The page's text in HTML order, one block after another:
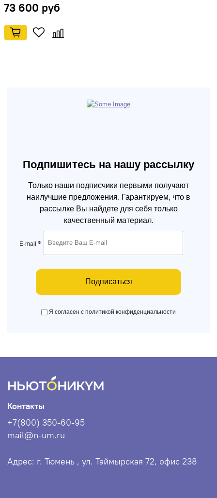
73 600 руб
Подпишитесь на нашу рассылку
Только наши подписчики первыми получают
наилучшие предложения. Гарантируем, что в
рассылке Вы найдете для себя только
качественный материал.
E-mail *
Подписаться
Я согласен с политикой конфиденциальности
Контакты
+7(800) 350-60-95
mail@n-um.ru
Адрес: г. Тюмень , ул. Таймырская 72, офис 238